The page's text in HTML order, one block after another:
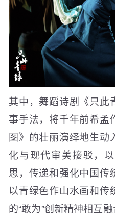
其中，舞蹈诗剧《只此
事手法，将千年前希孟
图》的壮丽演绎地生动
化与现代审美接驳，
思，传递和强化中国传
以青绿色作山水画和传
的“敢为”创新精神相互